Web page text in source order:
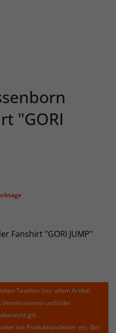
"GORI
Fanshirt "GORI JUMP"
Textilien (vor allem Artikel
Vereinsnamen und/oder
gilt.
mit Produktionsfehler etc. Bei